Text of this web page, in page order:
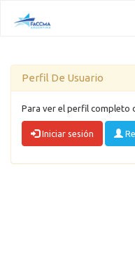
Perfil De Usuario
Para ver el perfil completo
Iniciar sesión